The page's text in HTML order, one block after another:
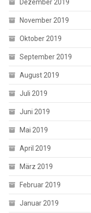
Dezember 2019
November 2019
Oktober 2019
September 2019
August 2019
Juli 2019
Juni 2019
Mai 2019
April 2019
März 2019
Februar 2019
Januar 2019